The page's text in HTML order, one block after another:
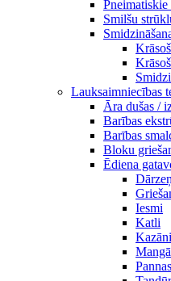
Smilšu
Lauksaimniecības
Āra dušas /
Barības
Barības
Bloku
Ēdiena
Iesmi
Katli
Kazāni
Pannas